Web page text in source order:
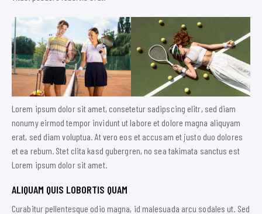
Lorem ipsum dolor sit amet, consetetur sadipscing elitr, sed diam
nonumy eirmod tempor invidunt ut labore et dolore magna aliquyam
erat, sed diam voluptua. At vero eos et accusam et justo duo dolores
et ea rebum. Stet clita kasd gubergren, no sea takimata sanctus est
Lorem ipsum dolor sit amet.
ALIQUAM QUIS LOBORTIS QUAM
Curabitur pellentesque odio magna, id malesuada arcu sodales ut. Sed